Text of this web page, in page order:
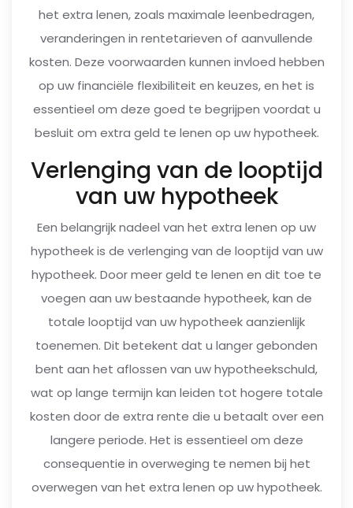
het extra lenen, zoals maximale leenbedragen,
veranderingen in rentetarieven of aanvullende
kosten. Deze voorwaarden kunnen invloed hebben
op uw financiële flexibiliteit en keuzes, en het is
essentieel om deze goed te begrijpen voordat u
besluit om extra geld te lenen op uw hypotheek.
Verlenging van de looptijd
van uw hypotheek
Een belangrijk nadeel van het extra lenen op uw
hypotheek is de verlenging van de looptijd van uw
hypotheek. Door meer geld te lenen en dit toe te
voegen aan uw bestaande hypotheek, kan de
totale looptijd van uw hypotheek aanzienlijk
toenemen. Dit betekent dat u langer gebonden
bent aan het aflossen van uw hypotheekschuld,
wat op lange termijn kan leiden tot hogere totale
kosten door de extra rente die u betaalt over een
langere periode. Het is essentieel om deze
consequentie in overweging te nemen bij het
overwegen van het extra lenen op uw hypotheek.